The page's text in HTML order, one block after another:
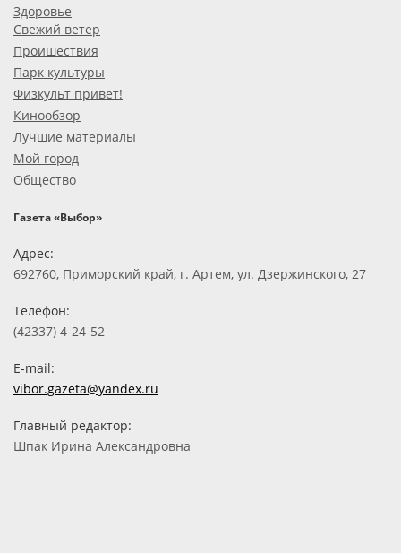
Здоровье
Свежий ветер
Проишествия
Парк культуры
Физкульт привет!
Кинообзор
Лучшие материалы
Мой город
Общество
Газета «Выбор»
Адрес:
692760, Приморский край, г. Артем, ул. Дзержинского, 27
Телефон:
(42337) 4-24-52
E-mail:
vibor.gazeta@yandex.ru
Главный редактор:
Шпак Ирина Александровна